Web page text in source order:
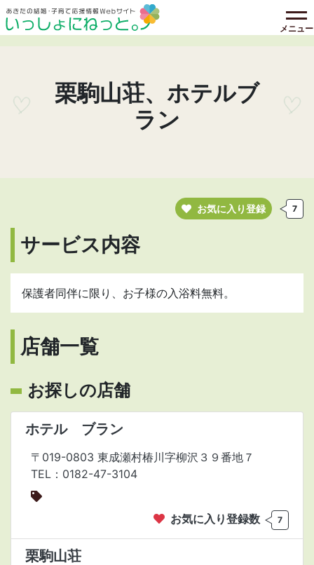
メニュー
栗駒山荘、ホテルブ
ラン
お気に入り登録 7
サービス内容
保護者同伴に限り、お子様の入浴料無料。
店舗一覧
お探しの店舗
ホテル ブラン
〒019-0803 東成瀬村椿川字柳沢３９番地７
TEL：0182-47-3104
お気に入り登録数 7
栗駒山荘